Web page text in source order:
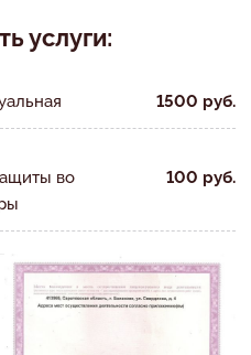
услуги:
1500 руб.
во
100 руб.